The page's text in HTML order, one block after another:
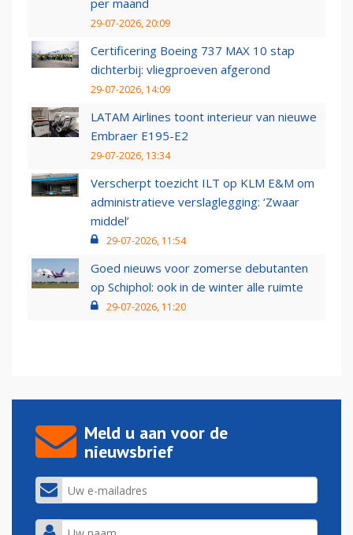
per maand
29-07-2026, 20:09
Certificering Boeing 737 MAX 10 stap
dichterbij: vliegproeven afgerond
29-07-2026, 14:09
LATAM Airlines toont interieur van nieuwe
Embraer E195-E2
29-07-2026, 13:34
Verscherpt toezicht ILT op KLM E&M om
administratieve verslaglegging: ‘Zwaar
middel’
29-07-2026, 11:54
Goed nieuws voor zomerse debutanten
op Schiphol: ook in de winter alle ruimte
29-07-2026, 11:20
Meld u aan voor de
nieuwsbrief